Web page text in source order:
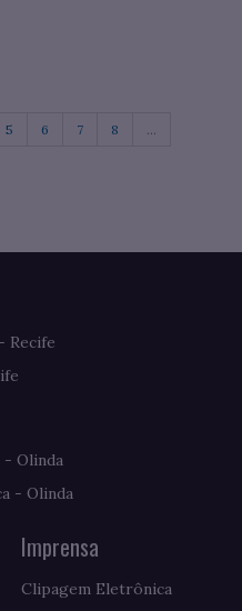
5 6 7 8 ...
Recife
- Olinda
- Olinda
Imprensa
Clipagem Eletrônica